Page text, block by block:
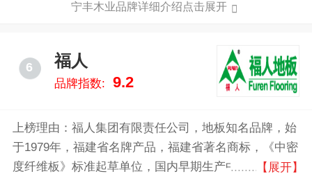
宁丰木业品牌详细介绍点击展开
6 福人
品牌指数: 9.2
上榜理由：福人集团有限责任公司，地板知名品牌，始
于1979年，福建省名牌产品，福建省著名商标，《中密
度纤维板》标准起草单位，国内早期生产中密度纤维板
【展开】